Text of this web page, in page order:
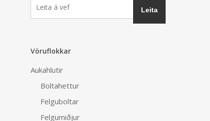
Vöruflokkar
Aukahlutir
Boltahettur
Felguboltar
Felgumiðjur